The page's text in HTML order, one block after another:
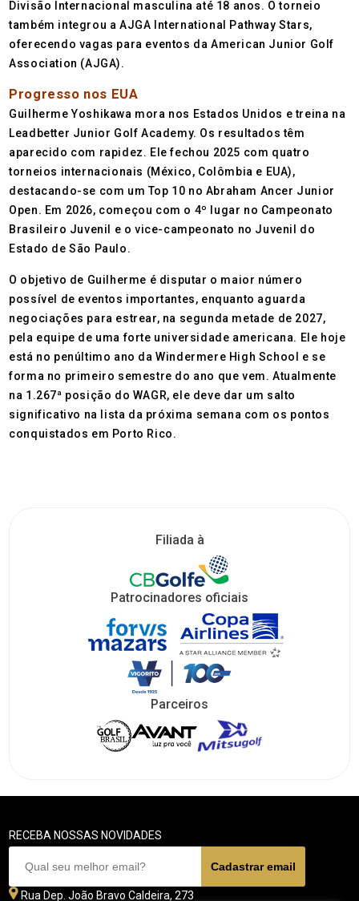
Divisão Internacional masculina até 18 anos. O torneio
também integrou a AJGA International Pathway Stars,
oferecendo vagas para eventos da American Junior Golf
Association (AJGA).
Progresso nos EUA
Guilherme Yoshikawa mora nos Estados Unidos e treina na
Leadbetter Junior Golf Academy. Os resultados têm
aparecido com rapidez. Ele fechou 2025 com quatro
torneios internacionais (México, Colômbia e EUA),
destacando-se com um Top 10 no Abraham Ancer Junior
Open. Em 2026, começou com o 4º lugar no Campeonato
Brasileiro Juvenil e o vice-campeonato no Juvenil do
Estado de São Paulo.
O objetivo de Guilherme é disputar o maior número
possível de eventos importantes, enquanto aguarda
negociações para estrear, na segunda metade de 2027,
pela equipe de uma forte universidade americana. Ele hoje
está no penúltimo ano da Windermere High School e se
forma no primeiro semestre do ano que vem. Atualmente
na 1.267ª posição do WAGR, ele deve dar um salto
significativo na lista da próxima semana com os pontos
conquistados em Porto Rico.
Filiada à
Patrocinadores oficiais
Parceiros
RECEBA NOSSAS NOVIDADES
Rua Dep. João Bravo Caldeira, 273